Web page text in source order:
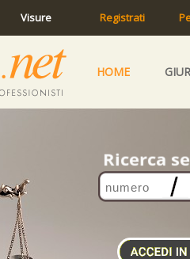
Visure Registrati
HOME